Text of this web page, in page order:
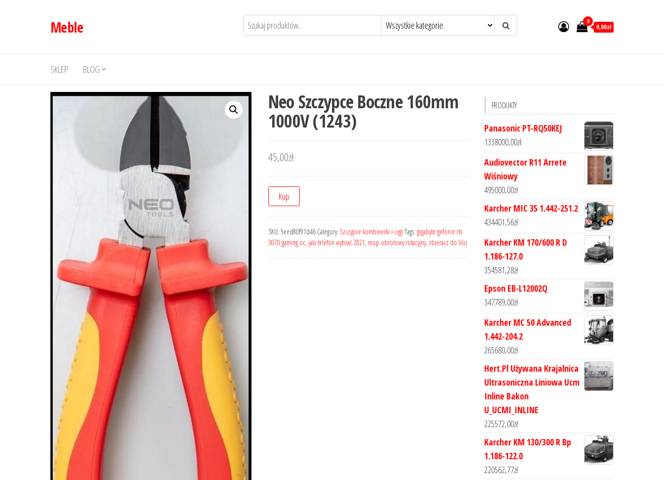
Meble 0
0,00zł
SKLEP BLOG
Neo Szczypce Boczne 160mm
1000V (1243)
45,00zł
Kup
SKU: 5eed80f91d46 Category: Szczypce kombinerki i cęgi Tags: gigabyte geforce rtx
3070 gaming oc, jaki telefon wybrać 2021, mop obrotowy rotacyjny, zbieracz do liści
PRODUKTY
Panasonic PT-RQ50KEJ
1338000,00zł
Audiovector R11 Arrete
Wiśniowy
495000,00zł
Karcher MIC 35 1.442-251.2
434401,56zł
Karcher KM 170/600 R D
1.186-127.0
354581,28zł
Epson EB-L12002Q
347789,00zł
Karcher MC 50 Advanced
1.442-204.2
265680,00zł
Hert.Pl Używana Krajalnica
Ultrasoniczna Liniowa Ucm
Inline Bakon
U_UCMI_INLINE
225572,00zł
Karcher KM 130/300 R Bp
1.186-122.0
220562,77zł